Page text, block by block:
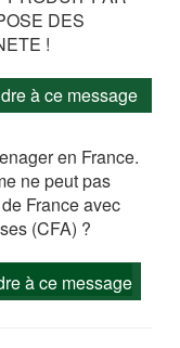
DES
!
à ce message
en France.
ne peut pas
France avec
(CFA) ?
à ce message